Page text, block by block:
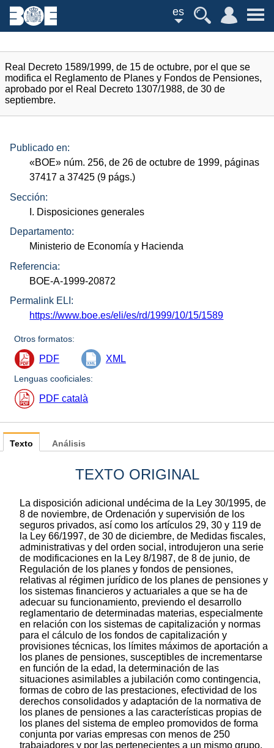
es
Real Decreto 1589/1999, de 15 de octubre, por el que se
modifica el Reglamento de Planes y Fondos de Pensiones,
aprobado por el Real Decreto 1307/1988, de 30 de
septiembre.
Publicado en:
«BOE» núm. 256, de 26 de octubre de 1999, páginas
37417 a 37425 (9 págs.)
Sección:
I. Disposiciones generales
Departamento:
Ministerio de Economía y Hacienda
Referencia:
BOE-A-1999-20872
Permalink ELI:
https://www.boe.es/eli/es/rd/1999/10/15/1589
Otros formatos:
PDF XML
Lenguas cooficiales:
PDF català
Texto
TEXTO ORIGINAL
La disposición adicional undécima de la Ley 30/1995, de
8 de noviembre, de Ordenación y supervisión de los
seguros privados, así como los artículos 29, 30 y 119 de
la Ley 66/1997, de 30 de diciembre, de Medidas fiscales,
administrativas y del orden social, introdujeron una serie
de modificaciones en la Ley 8/1987, de 8 de junio, de
Regulación de los planes y fondos de pensiones,
relativas al régimen jurídico de los planes de pensiones y
los sistemas financieros y actuariales a que se ha de
adecuar su funcionamiento, previendo el desarrollo
reglamentario de determinadas materias, especialmente
en relación con los sistemas de capitalización y normas
para el cálculo de los fondos de capitalización y
provisiones técnicas, los límites máximos de aportación a
los planes de pensiones, susceptibles de incrementarse
en función de la edad, la determinación de las
situaciones asimilables a jubilación como contingencia,
formas de cobro de las prestaciones, efectividad de los
derechos consolidados y adaptación de la normativa de
los planes de pensiones a las características propias de
los planes del sistema de empleo promovidos de forma
conjunta por varias empresas con menos de 250
trabajadores y por las pertenecientes a un mismo grupo.
Análisis